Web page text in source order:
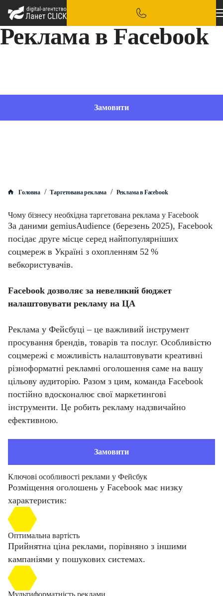
Реклама в Facebook
Замовити
Головна / Таргетована реклама / Реклама в Facebook
Чому бізнесу необхідна таргетована реклама у Facebook
За даними gemiusAudience (березень 2025), Facebook
посідає друге місце серед найпопулярніших
соцмереж в Україні з охопленням 52 %
вебкористувачів.
Facebook дозволяє за невеликий бюджет
налаштовувати рекламу на ЦА
Реклама у Фейсбуці – це важливий інструмент
просування брендів, товарів та послуг. Особливістю
соцмережі є можливість налаштовувати креативні
різноформатні рекламні оголошення саме на вашу
цільову аудиторію. Разом з цим, команда Facebook
постійно вдосконалює свої маркетингові
інструменти. Це робить рекламу надзвичайно
ефективною.
Замовити
Ключові особливості реклами у Фейсбук
Розміщення оголошень у Facebook має низку
характеристик:
Оптимальна вартість
Прийнятна ціна реклами, порівняно з іншими
кампаніями у пошукових системах.
Мультиформатність реклами